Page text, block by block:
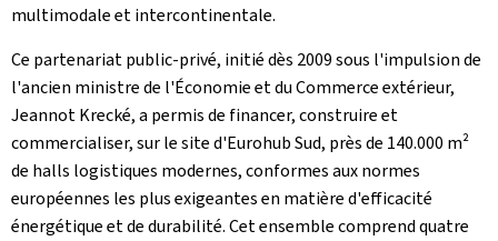
multimodale et intercontinentale.
Ce partenariat public-privé, initié dès 2009 sous l'impulsion de
l'ancien ministre de l'Économie et du Commerce extérieur,
Jeannot Krecké, a permis de financer, construire et
commercialiser, sur le site d'Eurohub Sud, près de 140.000 m²
de halls logistiques modernes, conformes aux normes
européennes les plus exigeantes en matière d'efficacité
énergétique et de durabilité. Cet ensemble comprend quatre